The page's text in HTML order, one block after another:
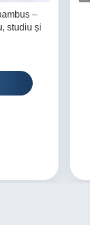
–
studiu și